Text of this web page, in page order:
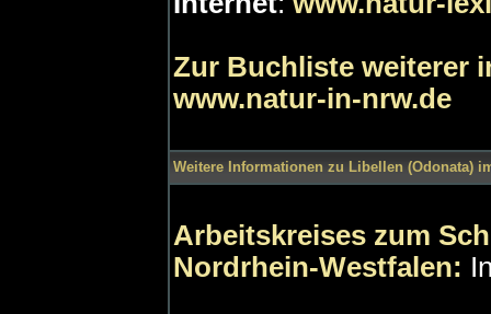
Zur Buchliste weiterer
www.natur-in-nrw.de
Weitere Informationen zu Libellen (Odonata)
Arbeitskreises zum
Nordrhein-Westfalen: